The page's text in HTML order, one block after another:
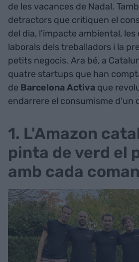
de les vacances de Nadal.
detractors que critiquen el
del dia, l'impacte ambiental,
laborals dels treballadors i la
petits negocis. Ara bé, a
quatre startups que han
de Barcelona Activa que
endarrere el consumisme d'un
1. L'Amazon
pinta de verd el
amb cada